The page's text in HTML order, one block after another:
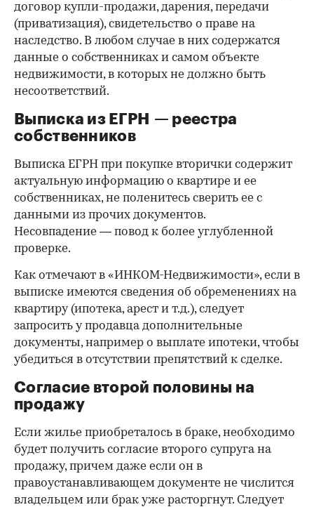
договор купли-продажи, дарения, передачи
(приватизация), свидетельство о праве на
наследство. В любом случае в них содержатся
данные о собственниках и самом объекте
недвижимости, в которых не должно быть
несоответствий.
Выписка из ЕГРН — реестра
собственников
Выписка ЕГРН при покупке вторички содержит
актуальную информацию о квартире и ее
собственниках, не поленитесь сверить ее с
данными из прочих документов.
Несовпадение — повод к более углубленной
проверке.
Как отмечают в «ИНКОМ-Недвижимости», если в
выписке имеются сведения об обременениях на
квартиру (ипотека, арест и т.д.), следует
запросить у продавца дополнительные
документы, например о выплате ипотеки, чтобы
убедиться в отсутствии препятствий к сделке.
Согласие второй половины на
продажу
Если жилье приобреталось в браке, необходимо
будет получить согласие второго супруга на
продажу, причем даже если он в
правоустанавливающем документе не числится
владельцем или брак уже расторгнут. Следует